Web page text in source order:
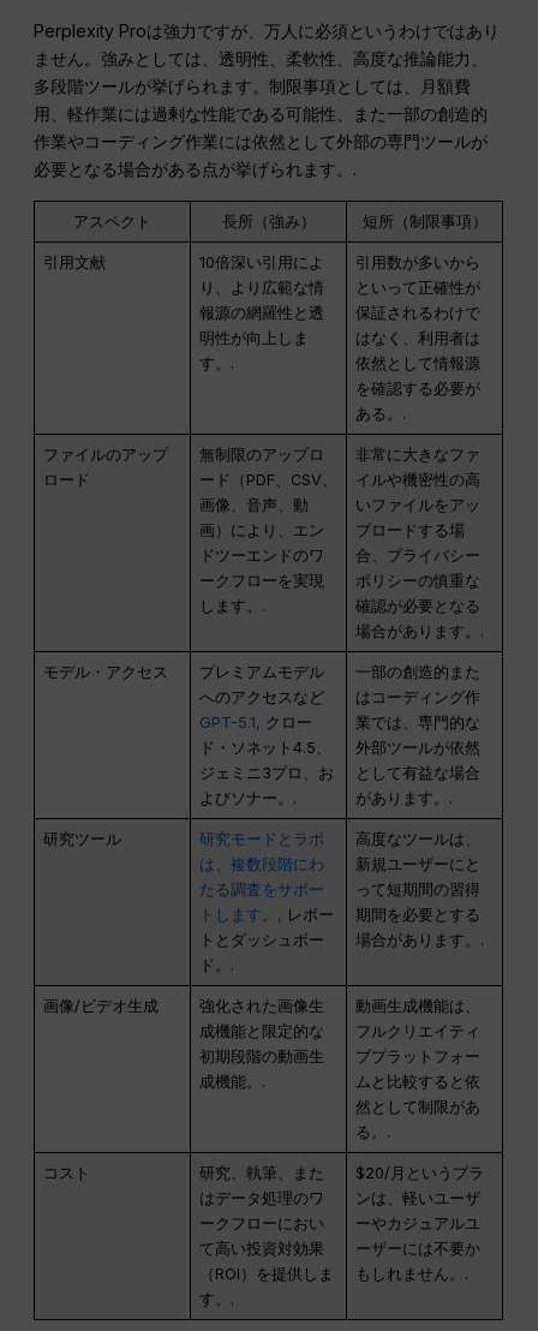
Perplexity Proは強力ですが、万人に必須というわけではあり
ません。強みとしては、透明性、柔軟性、高度な推論能力、
多段階ツールが挙げられます。制限事項としては、月額費
用、軽作業には過剰な性能である可能性、また一部の創造的
作業やコーディング作業には依然として外部の専門ツールが
必要となる場合がある点が挙げられます。.
アスペクト 長所（強み） 短所（制限事項）
引用文献
10倍深い引用によ
り、より広範な情
報源の網羅性と透
明性が向上しま
す。.
引用数が多いから
といって正確性が
保証されるわけで
はなく、利用者は
依然として情報源
を確認する必要が
ある。.
ファイルのアップ
ロード
無制限のアップロ
ード（PDF、CSV、
画像、音声、動
画）により、エン
ドツーエンドのワ
ークフローを実現
します。.
非常に大きなファ
イルや機密性の高
いファイルをアッ
プロードする場
合、プライバシー
ポリシーの慎重な
確認が必要となる
場合があります。.
モデル・アクセス
プレミアムモデル
へのアクセスなど
GPT-5.1, クロー
ド・ソネット4.5、
ジェミニ3プロ、お
よびソナー。.
一部の創造的また
はコーディング作
業では、専門的な
外部ツールが依然
として有益な場合
があります。.
研究ツール
研究モードとラボ
は、複数段階にわ
たる調査をサポー
トします。, レポー
トとダッシュボー
ド。.
高度なツールは、
新規ユーザーにと
って短期間の習得
期間を必要とする
場合があります。.
画像/ビデオ生成
強化された画像生
成機能と限定的な
初期段階の動画生
成機能。.
動画生成機能は、
フルクリエイティ
ブプラットフォー
ムと比較すると依
然として制限があ
る。.
コスト
研究、執筆、また
はデータ処理のワ
ークフローにおい
て高い投資対効果
（ROI）を提供しま
す。.
$20/月というプラ
ンは、軽いユーザ
ーやカジュアルユ
ーザーには不要か
もしれません。.